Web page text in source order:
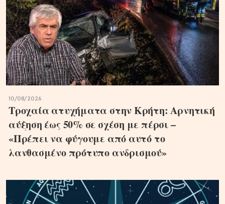
10/08/2026
Τροχαία ατυχήματα στην Κρήτη: Αρνητική
αύξηση έως 50% σε σχέση με πέρσι –
«Πρέπει να φύγουμε από αυτό το
λανθασμένο πρότυπο ανδρισμού»